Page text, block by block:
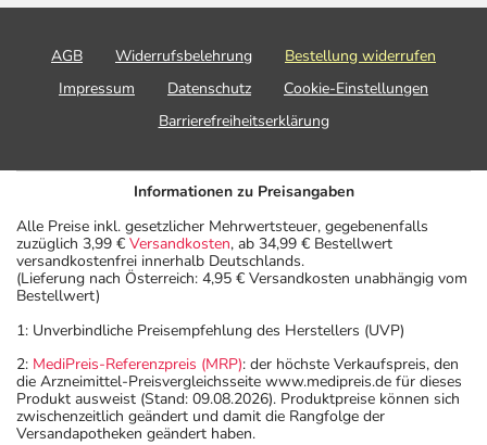
AGB Widerrufsbelehrung
Bestellung widerrufen
Impressum
Datenschutz
Cookie-Einstellungen
Barrierefreiheitserklärung
Informationen zu Preisangaben
Alle Preise inkl. gesetzlicher Mehrwertsteuer, gegebenenfalls
zuzüglich 3,99 € Versandkosten, ab 34,99 € Bestellwert
versandkostenfrei innerhalb Deutschlands.
(Lieferung nach Österreich: 4,95 € Versandkosten unabhängig vom
Bestellwert)
1: Unverbindliche Preisempfehlung des Herstellers (UVP)
2: MediPreis-Referenzpreis (MRP): der höchste Verkaufspreis, den
die Arzneimittel-Preisvergleichsseite www.medipreis.de für dieses
Produkt ausweist (Stand: 09.08.2026). Produktpreise können sich
zwischenzeitlich geändert und damit die Rangfolge der
Versandapotheken geändert haben.